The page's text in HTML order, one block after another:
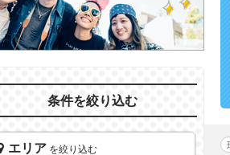
条件を絞り込む
エリア を絞り込む